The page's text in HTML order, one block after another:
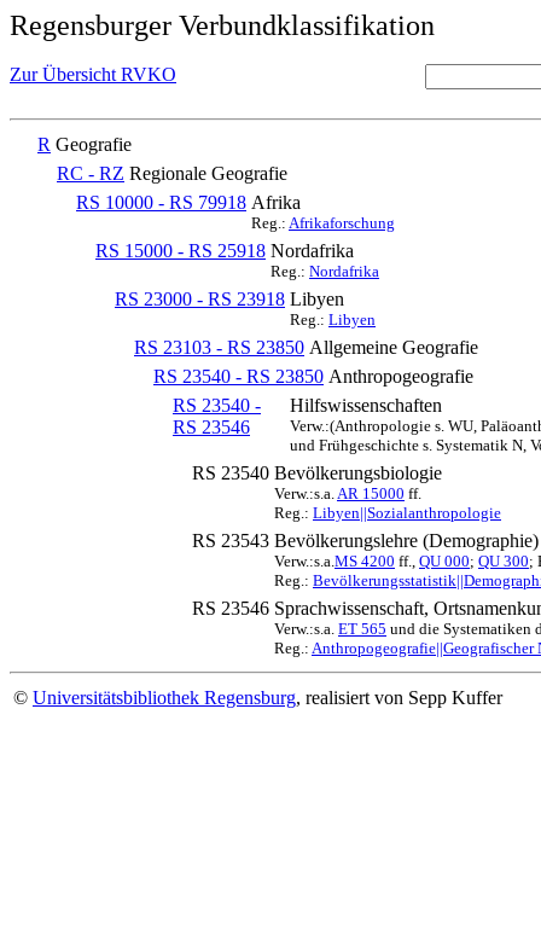
Regensburger Verbundklassifikation
Zur Übersicht RVKO
R Geografie
RC - RZ Regionale Geografie
RS 10000 - RS 79918 Afrika
Reg.: Afrikaforschung
RS 15000 - RS 25918 Nordafrika
Reg.: Nordafrika
RS 23000 - RS 23918 Libyen
Reg.: Libyen
RS 23103 - RS 23850 Allgemeine Geografie
RS 23540 - RS 23850 Anthropogeografie
RS 23540 -
RS 23546
Hilfswissenschaften
Verw.:(Anthropologie s. WU,
und Frühgeschichte s. Systematik N,
RS 23540 Bevölkerungsbiologie
Verw.:s.a.AR 15000 ff.
Reg.: Libyen||Sozialanthropologie
RS 23543 Bevölkerungslehre
Verw.:s.a.MS 4200 ff., QU 000; QU 300;
Reg.:
RS 23546 Sprachwissenschaft,
Verw.:s.a. ET 565 und die Systematiken
Reg.:
© Universitätsbibliothek Regensburg, realisiert von Sepp Kuffer